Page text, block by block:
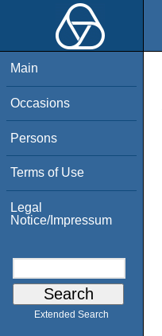
Main
Occasions
Persons
Terms of Use
Legal
Notice/Impressum
Extended Search